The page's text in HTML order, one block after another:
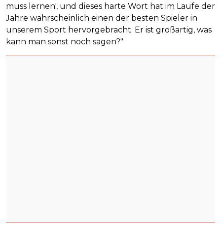
muss lernen', und dieses harte Wort hat im Laufe der
Jahre wahrscheinlich einen der besten Spieler in
unserem Sport hervorgebracht. Er ist großartig, was
kann man sonst noch sagen?"